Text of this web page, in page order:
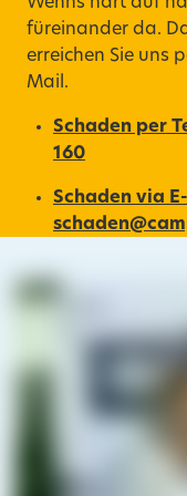
füreinander da.
erreichen Sie uns
Mail.
Schaden per
160
Schaden via